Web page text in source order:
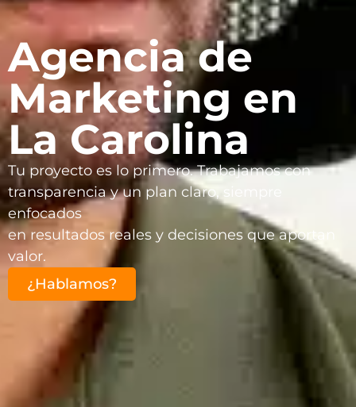
Agencia de
Marketing en
La Carolina
Tu proyecto es lo primero. Trabajamos con
transparencia y un plan claro, siempre
enfocados
en resultados reales y decisiones que aportan
valor.
¿Hablamos?